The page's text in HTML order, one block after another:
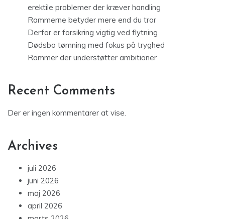
erektile problemer der kræver handling
Rammerne betyder mere end du tror
Derfor er forsikring vigtig ved flytning
Dødsbo tømning med fokus på tryghed
Rammer der understøtter ambitioner
Recent Comments
Der er ingen kommentarer at vise.
Archives
juli 2026
juni 2026
maj 2026
april 2026